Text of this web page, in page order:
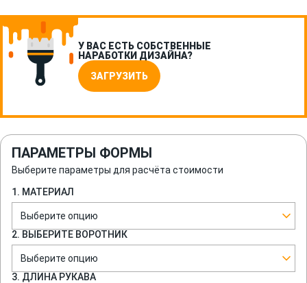
У ВАС ЕСТЬ СОБСТВЕННЫЕ
НАРАБОТКИ ДИЗАЙНА?
ЗАГРУЗИТЬ
ПАРАМЕТРЫ ФОРМЫ
Выберите параметры для расчёта стоимости
1. МАТЕРИАЛ
Выберите опцию
2. ВЫБЕРИТЕ ВОРОТНИК
Выберите опцию
3. ДЛИНА РУКАВА